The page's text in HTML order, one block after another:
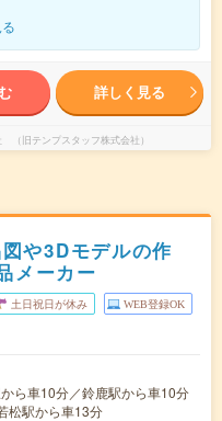
詳しく見る
（旧テンプスタッフ株式会社）
や3Dモデルの作
メーカー
土日祝日が休み WEB登録OK
ら車10分／鈴鹿駅から車10分
松駅から車13分